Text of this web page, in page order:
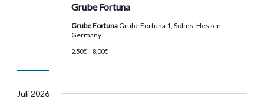
Grube Fortuna
Grube Fortuna Grube Fortuna 1, Solms, Hessen,
Germany
2,50€ – 8,00€
Juli 2026